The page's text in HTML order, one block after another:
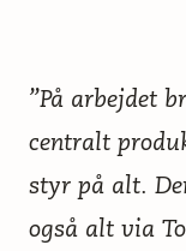
”På arbejdet
centralt
styr på alt.
også alt via